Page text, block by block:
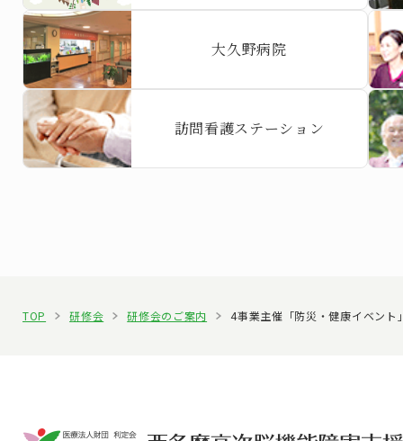
大久野病院
訪問看護ステーション
TOP 研修会 研修会のご案内 4事業主催「防災・健康イベント